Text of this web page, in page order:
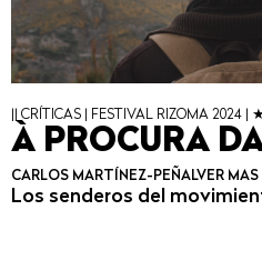
|| CRÍTICAS | FESTIVAL RIZOMA
À PROCURA
CARLOS MARTÍNEZ-PEÑALVER MAS
Los senderos del